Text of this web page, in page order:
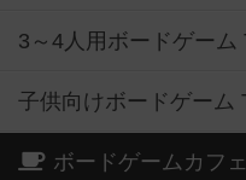
3～4人用ボードゲーム
子供向けボードゲーム
ボードゲームカフェ